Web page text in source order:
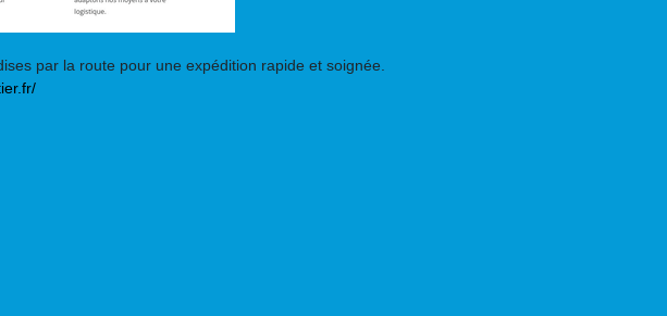
par la route pour une expédition rapide et soignée.